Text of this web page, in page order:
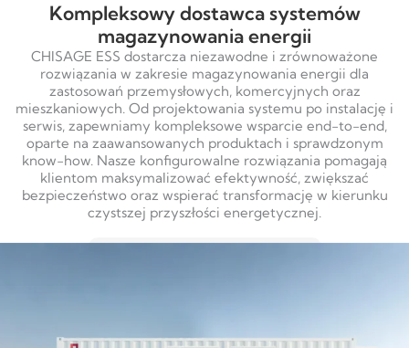
Kompleksowy dostawca systemów
magazynowania energii
CHISAGE ESS dostarcza niezawodne i zrównoważone
rozwiązania w zakresie magazynowania energii dla
zastosowań przemysłowych, komercyjnych oraz
mieszkaniowych. Od projektowania systemu po instalację i
serwis, zapewniamy kompleksowe wsparcie end-to-end,
oparte na zaawansowanych produktach i sprawdzonym
know-how. Nasze konfigurowalne rozwiązania pomagają
klientom maksymalizować efektywność, zwiększać
bezpieczeństwo oraz wspierać transformację w kierunku
czystszej przyszłości energetycznej.